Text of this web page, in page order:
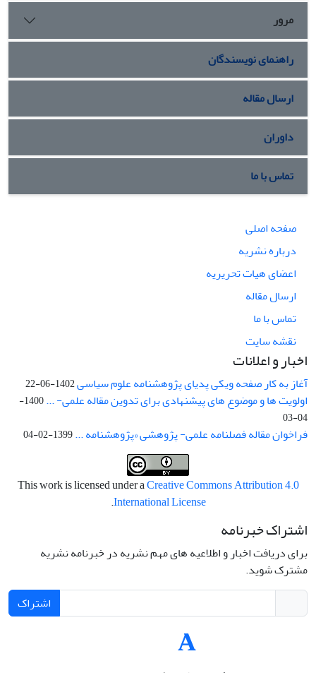
مرور
راهنمای نویسندگان
ارسال مقاله
داوران
تماس با ما
صفحه اصلی
درباره نشریه
اعضای هیات تحریریه
ارسال مقاله
تماس با ما
نقشه سایت
اخبار و اعلانات
آغاز به کار صفحه ویکی پدیای پژوهشنامه علوم سیاسی1402-06-22
اولویت ها و موضوع های پیشنهادی برای تدوین مقاله علمی- ...
1400-
04-03
فراخوان مقاله فصلنامه علمی- پژوهشی «پژوهشنامه ...1399-02-04
This work is licensed under aCreative Commons Attribution 4.0
International License
.
اشتراک خبرنامه
برای دریافت اخبار و اطلاعیه های مهم نشریه در خبرنامه نشریه
مشترک شوید.
اشتراک